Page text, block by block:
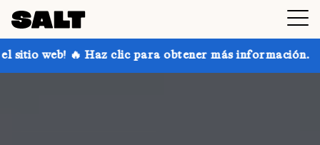
clic para obtener más información. ¡Consigue